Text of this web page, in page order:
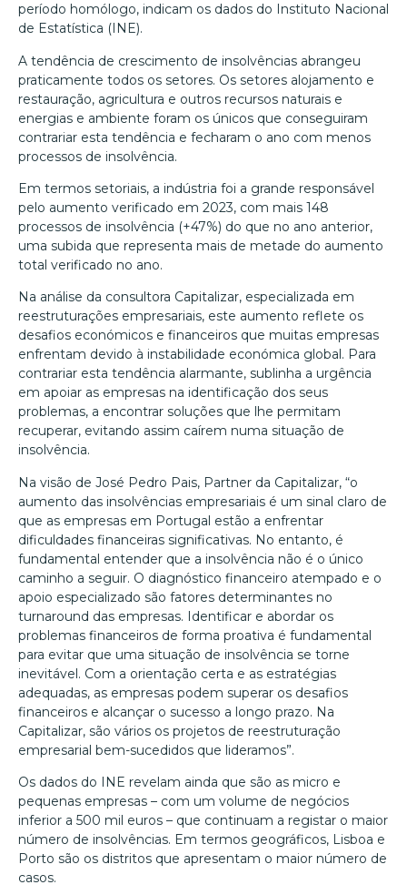
período homólogo, indicam os dados do Instituto Nacional
de Estatística (INE).
A tendência de crescimento de insolvências abrangeu
praticamente todos os setores. Os setores alojamento e
restauração, agricultura e outros recursos naturais e
energias e ambiente foram os únicos que conseguiram
contrariar esta tendência e fecharam o ano com menos
processos de insolvência.
Em termos setoriais, a indústria foi a grande responsável
pelo aumento verificado em 2023, com mais 148
processos de insolvência (+47%) do que no ano anterior,
uma subida que representa mais de metade do aumento
total verificado no ano.
Na análise da consultora Capitalizar, especializada em
reestruturações empresariais, este aumento reflete os
desafios económicos e financeiros que muitas empresas
enfrentam devido à instabilidade económica global. Para
contrariar esta tendência alarmante, sublinha a urgência
em apoiar as empresas na identificação dos seus
problemas, a encontrar soluções que lhe permitam
recuperar, evitando assim caírem numa situação de
insolvência.
Na visão de José Pedro Pais, Partner da Capitalizar, “o
aumento das insolvências empresariais é um sinal claro de
que as empresas em Portugal estão a enfrentar
dificuldades financeiras significativas. No entanto, é
fundamental entender que a insolvência não é o único
caminho a seguir. O diagnóstico financeiro atempado e o
apoio especializado são fatores determinantes no
turnaround das empresas. Identificar e abordar os
problemas financeiros de forma proativa é fundamental
para evitar que uma situação de insolvência se torne
inevitável. Com a orientação certa e as estratégias
adequadas, as empresas podem superar os desafios
financeiros e alcançar o sucesso a longo prazo. Na
Capitalizar, são vários os projetos de reestruturação
empresarial bem-sucedidos que lideramos”.
Os dados do INE revelam ainda que são as micro e
pequenas empresas – com um volume de negócios
inferior a 500 mil euros – que continuam a registar o maior
número de insolvências. Em termos geográficos, Lisboa e
Porto são os distritos que apresentam o maior número de
casos.